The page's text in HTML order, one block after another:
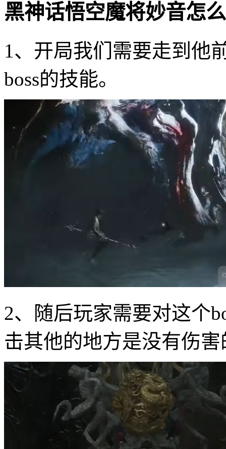
黑神话悟空魔将妙音怎
1、开局我们需要走到他
boss的技能。
2、随后玩家需要对这个
击其他的地方是没有伤害